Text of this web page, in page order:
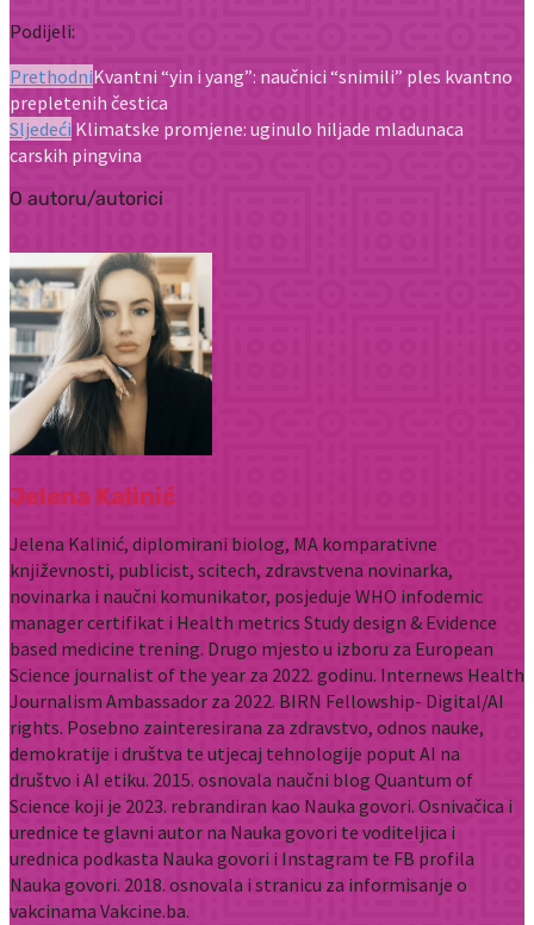
Podijeli:
PrethodniKvantni “yin i yang”: naučnici “snimili” ples kvantno
prepletenih čestica
Sljedeći Klimatske promjene: uginulo hiljade mladunaca
carskih pingvina
O autoru/autorici
Jelena Kalinić
Jelena Kalinić, diplomirani biolog, MA komparativne
književnosti, publicist, scitech, zdravstvena novinarka,
novinarka i naučni komunikator, posjeduje WHO infodemic
manager certifikat i Health metrics Study design & Evidence
based medicine trening. Drugo mjesto u izboru za European
Science journalist of the year za 2022. godinu. Internews Health
Journalism Ambassador za 2022. BIRN Fellowship- Digital/AI
rights. Posebno zainteresirana za zdravstvo, odnos nauke,
demokratije i društva te utjecaj tehnologije poput AI na
društvo i AI etiku. 2015. osnovala naučni blog Quantum of
Science koji je 2023. rebrandiran kao Nauka govori. Osnivačica i
urednice te glavni autor na Nauka govori te voditeljica i
urednica podkasta Nauka govori i Instagram te FB profila
Nauka govori. 2018. osnovala i stranicu za informisanje o
vakcinama Vakcine.ba.